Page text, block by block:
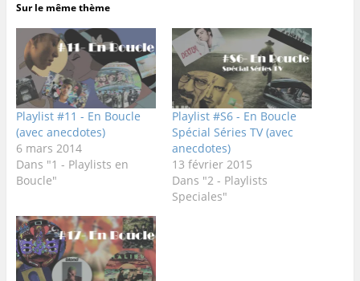
Sur le même thème
Playlist #11 - En Boucle
(avec anecdotes)
6 mars 2014
Dans "1 - Playlists en
Boucle"
Playlist #S6 - En Boucle
Spécial Séries TV (avec
anecdotes)
13 février 2015
Dans "2 - Playlists
Speciales"